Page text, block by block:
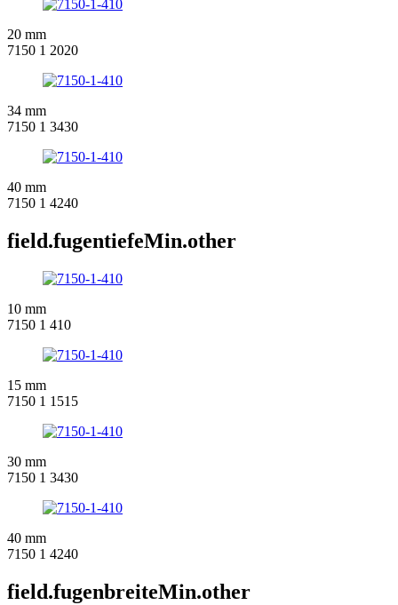
20 mm
7150 1 2020
34 mm
7150 1 3430
40 mm
7150 1 4240
field.fugentiefeMin.other
10 mm
7150 1 410
15 mm
7150 1 1515
30 mm
7150 1 3430
40 mm
7150 1 4240
field.fugenbreiteMin.other